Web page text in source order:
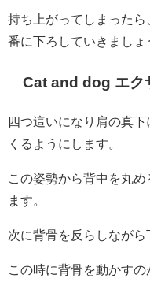
持ち上がってしまった
番に下ろしていきましょ
Cat and dog エク
四つ這いになり肩の真
くるようにします。
この姿勢から背中を丸
ます。
次に背骨を反らしながら
この時に背骨を動かす